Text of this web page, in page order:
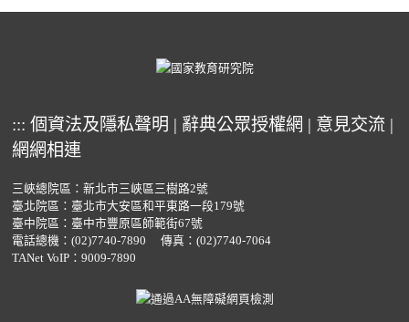
::: 個資法及隱私聲明 | 辭典公眾授權網 | 意見交流 |
網網相連
三峽總院區：新北市三峽區三樹路2號
臺北院區：臺北市大安區和平東路一段179號
臺中院區：臺中市豐原區師範街67號
電話總機： (02)7740-7890
傳真：(02)7740-7064
TANet VoIP：9009-7890